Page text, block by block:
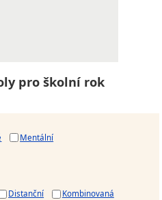
pro školní rok
Mentální
Distanční Kombinovaná